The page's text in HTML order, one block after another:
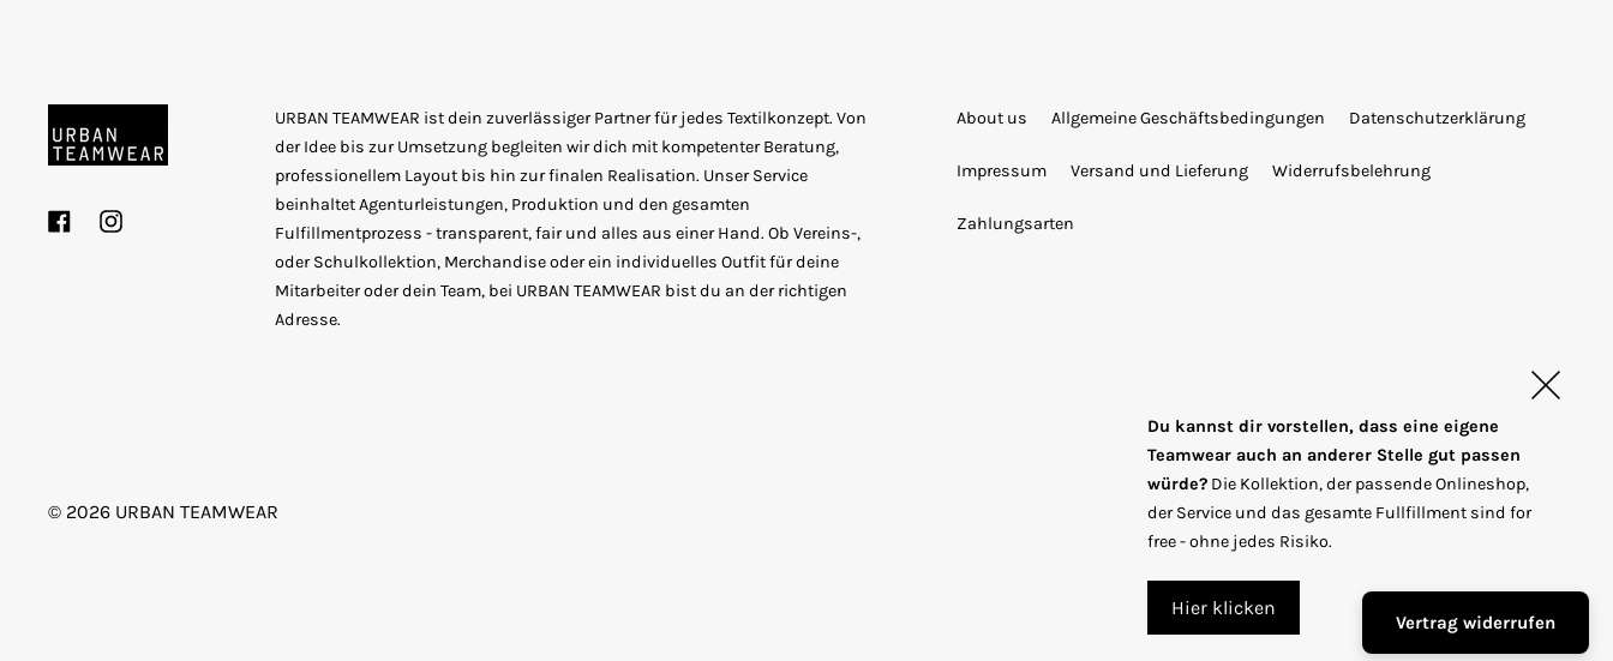
FacebookInstagram
URBAN TEAMWEAR ist dein zuverlässiger Partner für jedes Textilkonzept. Von
der Idee bis zur Umsetzung begleiten wir dich mit kompetenter Beratung,
professionellem Layout bis hin zur finalen Realisation. Unser Service
beinhaltet Agenturleistungen, Produktion und den gesamten
Fulfillmentprozess - transparent, fair und alles aus einer Hand. Ob Vereins-,
oder Schulkollektion, Merchandise oder ein individuelles Outfit für deine
Mitarbeiter oder dein Team, bei URBAN TEAMWEAR bist du an der richtigen
Adresse.
About us Allgemeine Geschäftsbedingungen Datenschutzerklärung
Impressum Versand und Lieferung Widerrufsbelehrung
Zahlungsarten
T
r
s
EUR €
© 2026 URBAN TEAMWEAR
Du kannst dir vorstellen, dass eine eigene
Teamwear auch an anderer Stelle gut passen
würde? Die Kollektion, der passende Onlineshop,
der Service und das gesamte Fullfillment sind for
free - ohne jedes Risiko.
Hier klicken
Vertrag widerrufen